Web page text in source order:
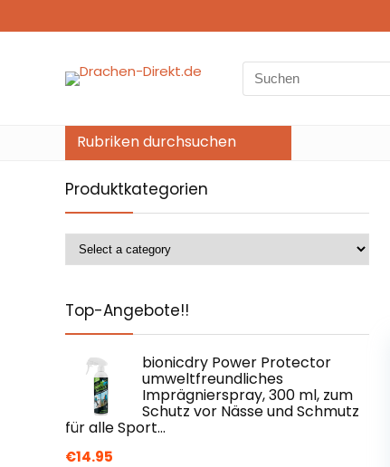
Search
for:
Rubriken durchsuchen
Produktkategorien
Top-Angebote!!
bionicdry Power Protector
umweltfreundliches
Imprägnierspray, 300 ml, zum
Schutz vor Nässe und Schmutz
für alle Sport…
€14.95